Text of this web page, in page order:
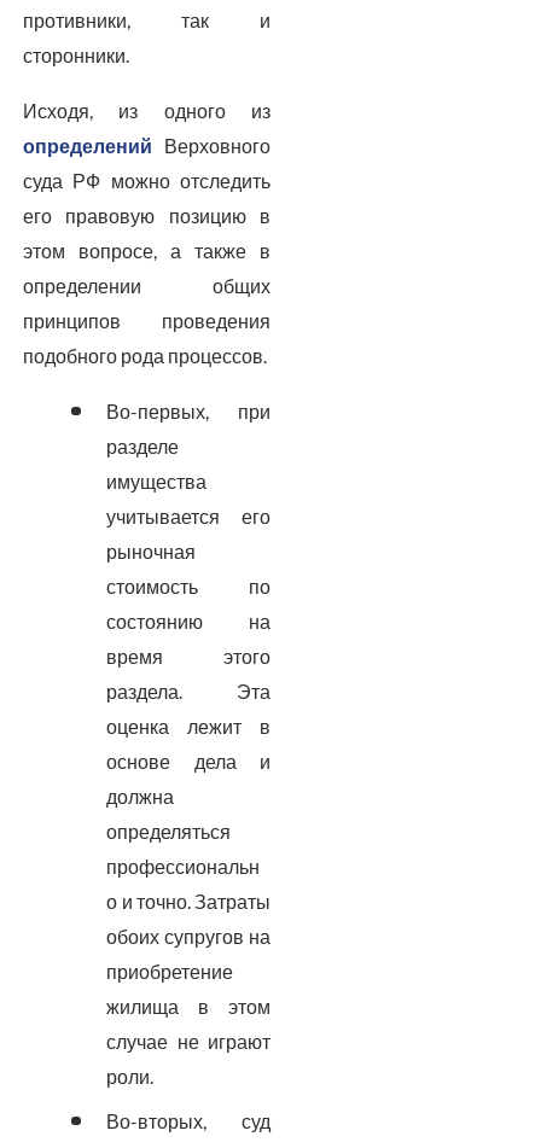
противники, так и
сторонники.
Исходя, из одного из
определений Верховного
суда РФ можно отследить
его правовую позицию в
этом вопросе, а также в
определении общих
принципов проведения
подобного рода процессов.
Во-первых, при
разделе
имущества
учитывается его
рыночная
стоимость по
состоянию на
время этого
раздела. Эта
оценка лежит в
основе дела и
должна
определяться
профессиональн
о и точно. Затраты
обоих супругов на
приобретение
жилища в этом
случае не играют
роли.
Во-вторых, суд